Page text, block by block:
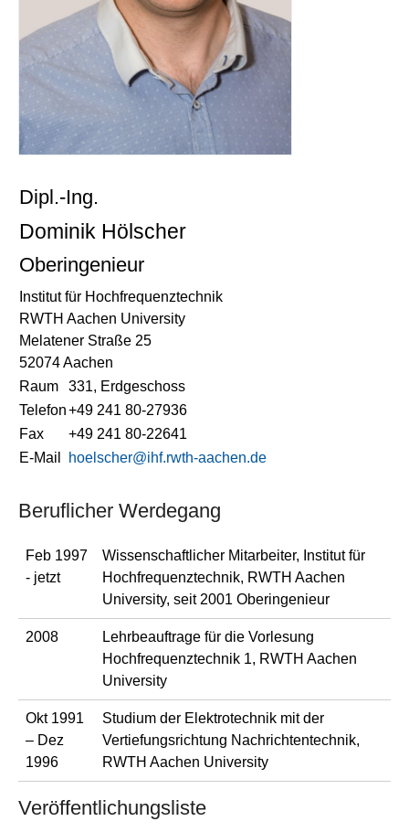
Dipl.-Ing.
Dominik Hölscher
Oberingenieur
Institut für Hochfrequenztechnik
RWTH Aachen University
Melatener Straße 25
52074 Aachen
Raum
331, Erdgeschoss
Telefon+49 241 80-27936
Fax
+49 241 80-22641
E-Mail
hoelscher@ihf.rwth-aachen.de
Beruflicher Werdegang
Feb 1997
- jetzt
Wissenschaftlicher Mitarbeiter, Institut für
Hochfrequenztechnik, RWTH Aachen
University, seit 2001 Oberingenieur
2008
Lehrbeauftrage für die Vorlesung
Hochfrequenztechnik 1, RWTH Aachen
University
Okt 1991
– Dez
1996
Studium der Elektrotechnik mit der
Vertiefungsrichtung Nachrichtentechnik,
RWTH Aachen University
Veröffentlichungsliste